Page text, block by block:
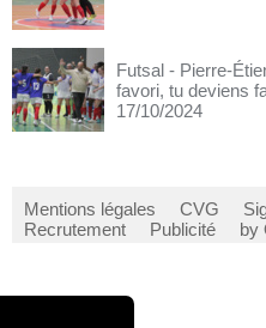
Futsal - Pierre-
favori, tu deviens
17/10/2024
Mentions légales CVG
Recrutement
Publicité by